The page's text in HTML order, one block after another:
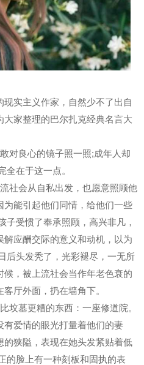
实主义作家，自然少不了出自
家整理的巴尔扎克经典名言大
对良心的镜子照一照;成年人却
全在于这一点。
社会从自私出发，也愿意照顾他
能引起他们同情，给他们一些
子受惯了奉承照顾，高兴非凡，
应酬交际的意义和动机，以为
后头发秃了，光彩褪尽，一无所
，被上流社会当作年老色衰的
厅外面，扔在墙角下。
坟墓更糟的东西：一座修道院。
爱情的眼光打量着他们的妻
狭隘，表现在她头发紧贴着低
的脸上有一种刻板和固执的表